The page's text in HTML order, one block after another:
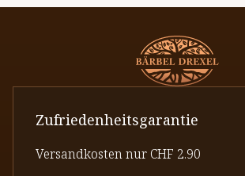
Zufriedenheitsgarantie
Versandkosten nur CHF 2.90